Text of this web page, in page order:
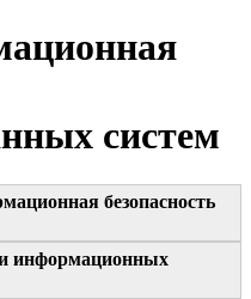
систем
безопасность
информационных